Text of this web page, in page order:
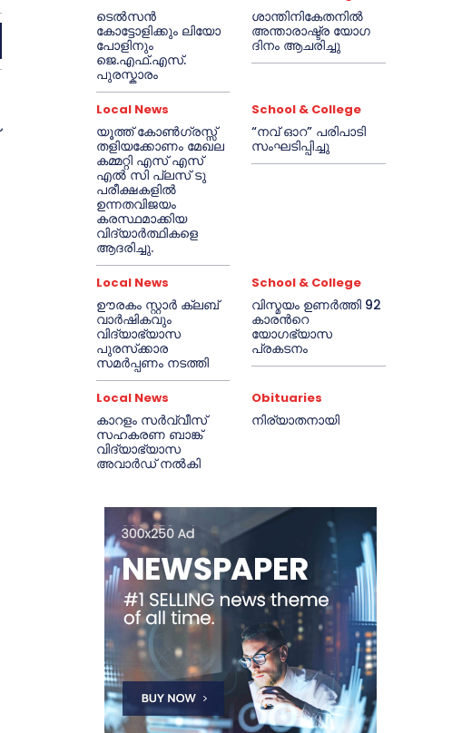
ടെൽസൻ
കോട്ടോളിക്കും ലിയോ
പോളിനും
ജെ.എഫ്.എസ്.
പുരസ്കാരം
ശാന്തിനികേതനിൽ
അന്താരാഷ്ട്ര യോഗ
ദിനം ആചരിച്ചു
Local News
യൂത്ത് കോൺഗ്രസ്സ്
തളിയക്കോണം മേഖല
കമ്മറ്റി എസ് എസ്
എൽ സി പ്ലസ് ടു
പരീക്ഷകളിൽ
ഉന്നതവിജയം
കരസ്ഥമാക്കിയ
വിദ്യാർത്ഥികളെ
ആദരിച്ചു.
School & College
“നവ് ഓറ” പരിപാടി
സംഘടിപ്പിച്ചു
Local News
ഊരകം സ്റ്റാർ ക്ലബ്
വാർഷികവും
വിദ്യാഭ്യാസ
പുരസ്‌ക്കാര
സമർപ്പണം നടത്തി
School & College
വിസ്മയം ഉണർത്തി 92
കാരൻറെ
യോഗഭ്യാസ
പ്രകടനം
Local News
കാറളം സർവ്വീസ്
സഹകരണ ബാങ്ക്
വിദ്യാഭ്യാസ
അവാർഡ് നൽകി
Obituaries
നിര്യാതനായി